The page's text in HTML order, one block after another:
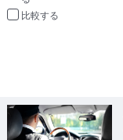
比較